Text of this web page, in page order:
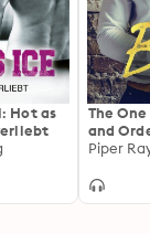
Hot as
The
and
Piper